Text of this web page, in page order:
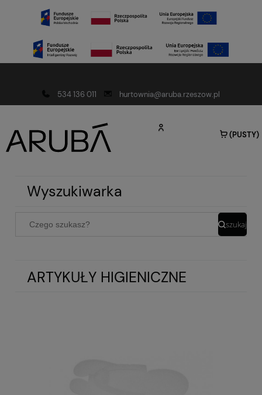
534 136 011
hurtownia@aruba.rzeszow.pl
(PUSTY)
Wyszukiwarka
szukaj
ARTYKUŁY HIGIENICZNE